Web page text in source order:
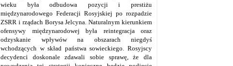
wieku była odbudowa pozycji i prestiżu
międzynarodowego Federacji Rosyjskiej po rozpadzie
ZSRR i rządach Borysa Jelcyna. Naturalnym kierunkiem
ofensywy międzynarodowej była reintegracja oraz
odzyskanie wpływów na obszarach niegdyś
wchodzących w skład państwa sowieckiego. Rosyjscy
decydenci doskonale zdawali sobie sprawę, że dla